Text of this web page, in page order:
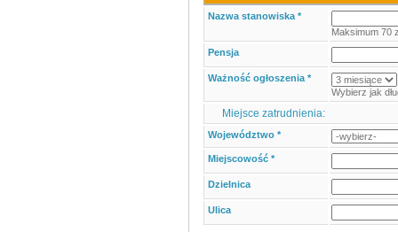
Nazwa stanowiska *
Maksimum 70
Pensja
Ważność ogłoszenia *
Wybierz jak
Miejsce zatrudnienia:
Województwo *
Miejscowość *
Dzielnica
Ulica